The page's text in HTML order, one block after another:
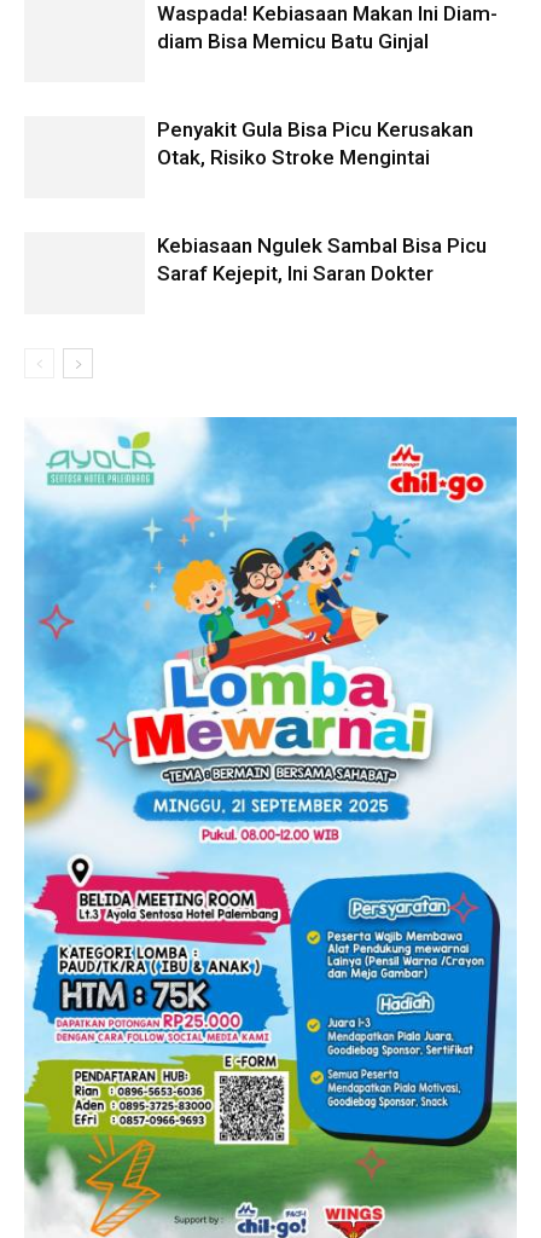
Waspada! Kebiasaan Makan Ini Diam-
diam Bisa Memicu Batu Ginjal
Penyakit Gula Bisa Picu Kerusakan
Otak, Risiko Stroke Mengintai
Kebiasaan Ngulek Sambal Bisa Picu
Saraf Kejepit, Ini Saran Dokter